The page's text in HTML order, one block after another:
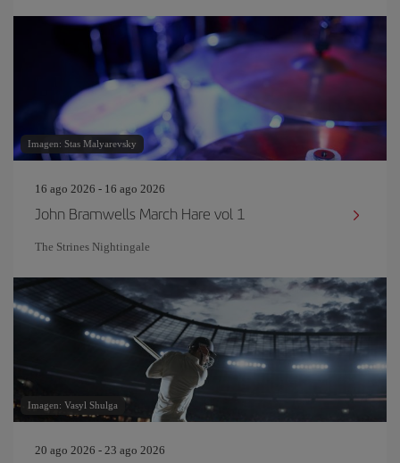
Imagen: Stas Malyarevsky
16 ago 2026 - 16 ago 2026
John Bramwells March Hare vol 1
The Strines Nightingale
Imagen: Vasyl Shulga
20 ago 2026 - 23 ago 2026